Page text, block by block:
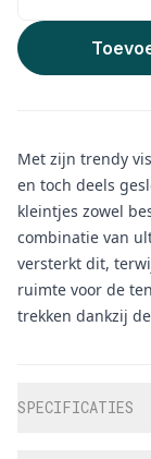
Met zijn trendy
en toch deels
kleintjes zowel
combinatie van
versterkt dit,
ruimte voor de
trekken dankzij
SPECIFICATIES